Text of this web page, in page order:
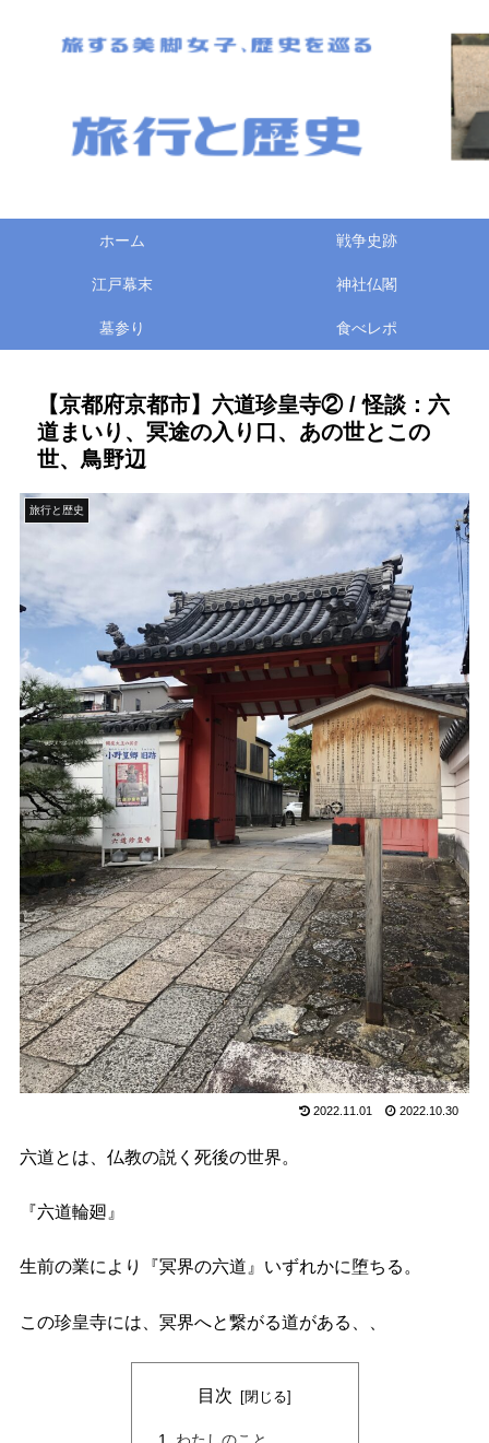
ホーム 戦争史跡
江戸幕末 神社仏閣
墓参り 食べレポ
【京都府京都市】六道珍皇寺② / 怪談：六
道まいり、冥途の入り口、あの世とこの
世、鳥野辺
旅行と歴史
2022.11.01 2022.10.30
六道とは、仏教の説く死後の世界。
『六道輪廻』
生前の業によ り 『冥界の六道』いずれかに堕ちる。
この珍皇寺には、冥界へと繋がる道がある
目次
わたしのこと